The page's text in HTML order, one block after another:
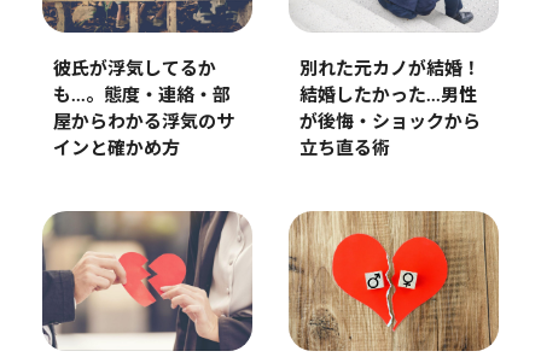
彼氏が浮気してるか
も…。態度・連絡・部
屋からわかる浮気のサ
インと確かめ方
別れた元カノが結婚！
結婚したかった…男性
が後悔・ショックから
立ち直る術